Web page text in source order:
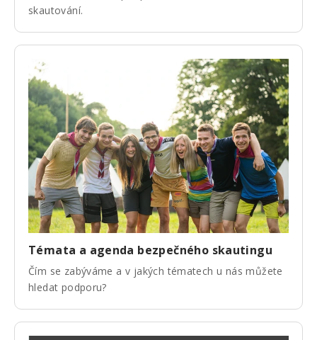
skautování.
Témata a agenda bezpečného skautingu
Čím se zabýváme a v jakých tématech u nás můžete
hledat podporu?